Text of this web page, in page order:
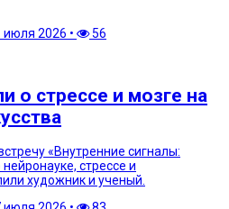
июля 2026 •
56
о стрессе и мозге на
«Внутренние сигналы:
стрессе и
художник и ученый.